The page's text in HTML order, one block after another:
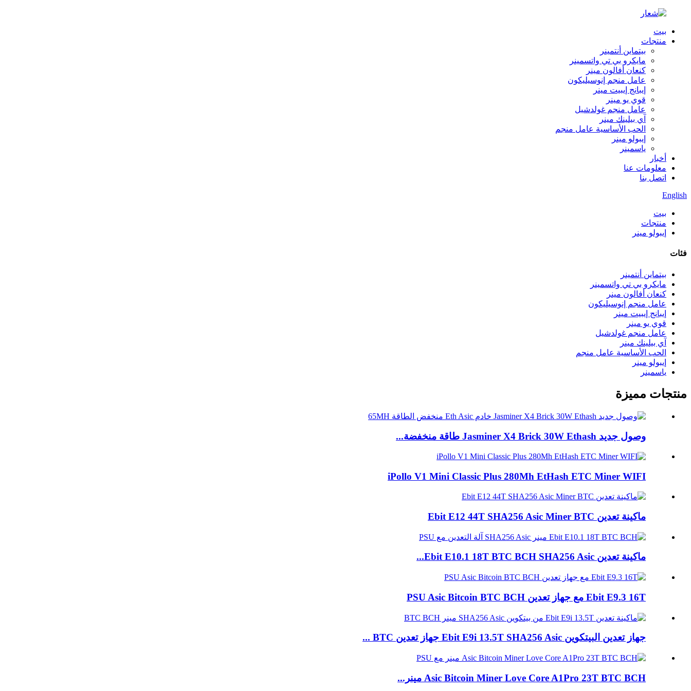
بيت
منتجات
بيتماين أنتمينر
مايكرو بي تي واتسمينر
كنعان أفالون مينر
عامل منجم إنوسيليكون
إيبانج إيبيت مينر
قوي يو مينر
عامل منجم غولدشيل
آي بيلينك مينر
الحب الأساسية عامل منجم
إيبولو مينر
ياسمينر
أخبار
معلومات عنا
اتصل بنا
English
بيت
منتجات
إيبولو مينر
فئات
بيتماين أنتمينر
مايكرو بي تي واتسمينر
كنعان أفالون مينر
عامل منجم إنوسيليكون
إيبانج إيبيت مينر
قوي يو مينر
عامل منجم غولدشيل
آي بيلينك مينر
الحب الأساسية عامل منجم
إيبولو مينر
ياسمينر
منتجات مميزة
وصول جديد Jasminer X4 Brick 30W Ethash طاقة منخفضة...
iPollo V1 Mini Classic Plus 280Mh EtHash ETC Miner WIFI
ماكينة تعدين Ebit E12 44T SHA256 Asic Miner BTC
ماكينة تعدين Ebit E10.1 18T BTC BCH SHA256 Asic...
Ebit E9.3 16T مع جهاز تعدين PSU Asic Bitcoin BTC BCH
جهاز تعدين البيتكوين Ebit E9i 13.5T SHA256 Asic جهاز تعدين BTC ...
Asic Bitcoin Miner Love Core A1Pro 23T BTC BCH مينر...